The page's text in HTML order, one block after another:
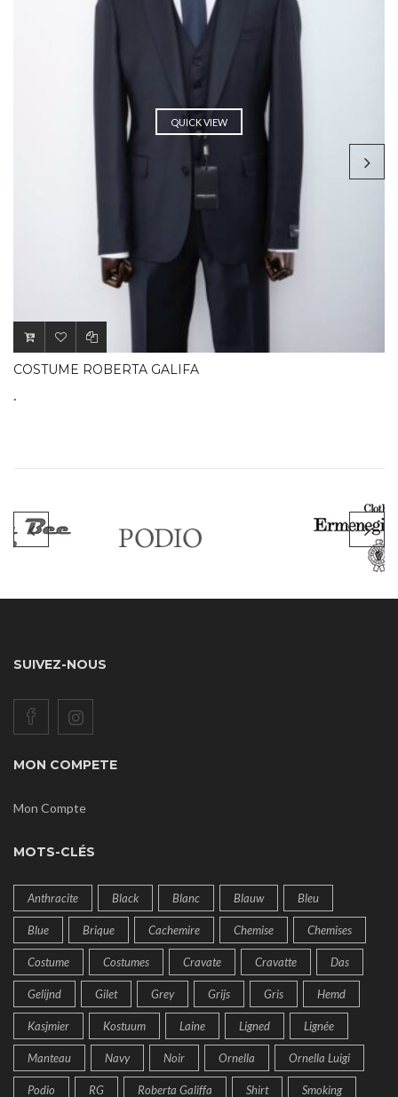
QUICK VIEW
COSTUME ROBERTA GALIFA
.
SUIVEZ-NOUS
MON COMPETE
Mon Compte
MOTS-CLÉS
Anthracite Black Blanc Blauw Bleu
Blue Brique Cachemire Chemise Chemises
Costume Costumes Cravate Cravatte Das
Gelijnd Gilet Grey Grijs Gris Hemd
Kasjmier Kostuum Laine Ligned Lignée
Manteau Navy Noir Ornella Ornella Luigi
Podio RG Roberta Galiffa Shirt Smoking